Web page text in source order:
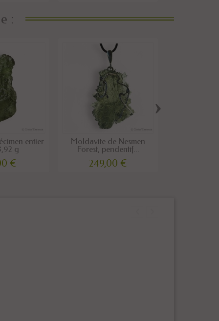
:
entier
g
€
Moldavite de Nesmen
Forest, pendentif...
249,00 €
›